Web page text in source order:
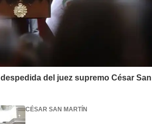
del juez supremo César San
CÉSAR SAN MARTÍN